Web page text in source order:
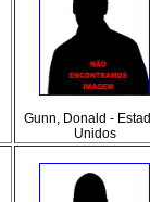
Gunn, Donald -
Unidos